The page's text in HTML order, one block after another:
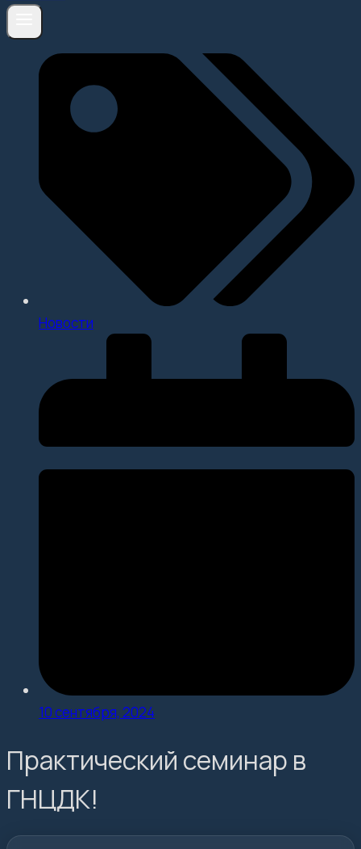
Новости
10 сентября, 2024
Практический семинар в
ГНЦДК!